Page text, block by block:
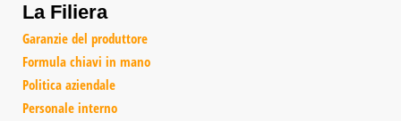
La Filiera
Garanzie del produttore
Formula chiavi in mano
Politica aziendale
Personale interno